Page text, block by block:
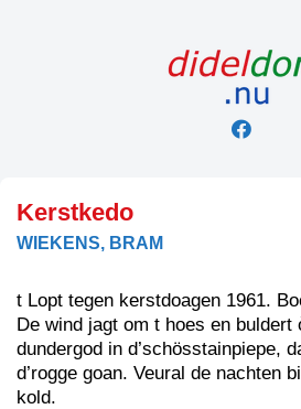
Kerstkedo
WIEKENS, BRAM
t Lopt tegen kerstdoagen 1961.
De wind jagt om t hoes en buldert
dundergod in d’schösstainpiepe,
d’rogge goan. Veural de nachten
kold.